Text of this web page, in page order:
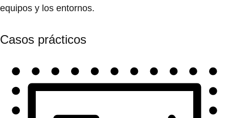
equipos y los entornos.
Casos prácticos